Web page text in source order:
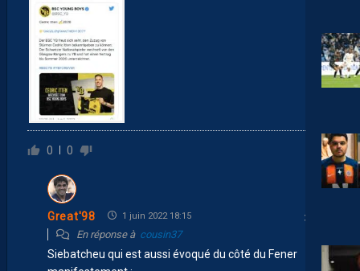
0 0
Great'98 1 juin 2022 18:15
En réponse à cousin37
Siebatcheu qui est aussi évoqué du côté du Fener